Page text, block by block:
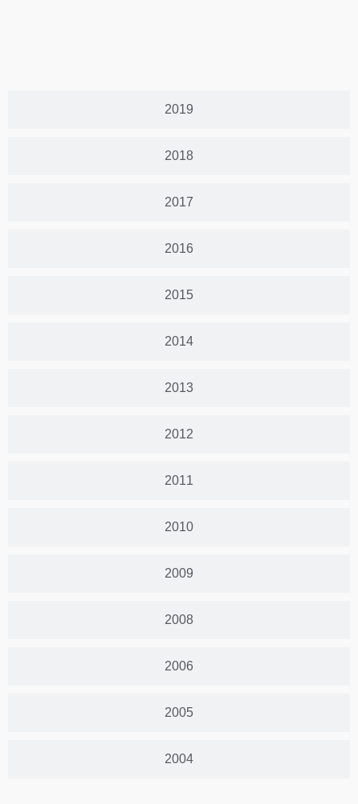
2019
2018
2017
2016
2015
2014
2013
2012
2011
2010
2009
2008
2006
2005
2004